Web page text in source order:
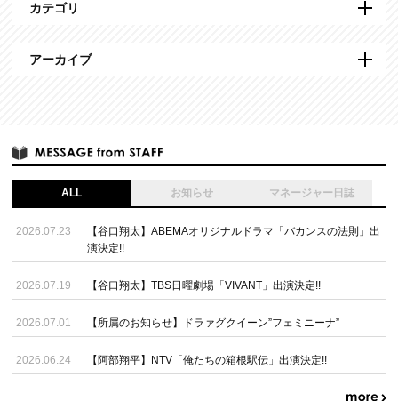
カテゴリ
アーカイブ
ALL お知らせ マネージャー日誌
2026.07.23
【谷口翔太】ABEMAオリジナルドラマ「バカンスの法則」出
演決定!!
2026.07.19 【谷口翔太】TBS日曜劇場「VIVANT」出演決定!!
2026.07.01 【所属のお知らせ】ドラァグクイーン”フェミニーナ”
2026.06.24 【阿部翔平】NTV「俺たちの箱根駅伝」出演決定!!